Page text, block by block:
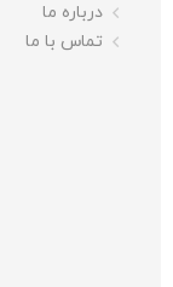
درباره ما
تماس با ما